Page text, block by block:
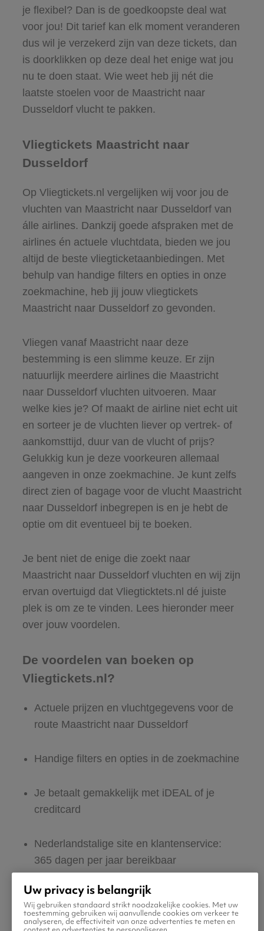
je flexibel? Dan is de goedkoopste deal wat
voor jou! Dit tarief kan elk moment veranderen
dus wil je verzekerd zijn van deze tickets, dan
is doorklikken op deze deal het enige wat jou
nu te doen staat. Wie weet heb jij nét die
laatste stoelen voor de Maastricht naar
Dusseldorf vlucht te pakken.
Vliegtickets Maastricht naar
Dusseldorf
Op Vliegtickets.nl vergelijken wij voor jou de
vluchten van Maastricht naar Dusseldorf van
álle airlines. Dankzij goede afspraken met de
airlines én actuele vluchtdata, bieden we jou
altijd de beste vliegticketaanbiedingen. Met
behulp van handige filters en opties in onze
zoekmachine, heb jij jouw vliegtickets
Maastricht naar Dusseldorf zo gevonden.
Vliegen vanaf Maastricht naar deze
bestemming is een slimme keuze. Er zijn
natuurlijk meerdere airlines die Maastricht
naar Dusseldorf vluchten uitvoeren. Maar
welke kies je? Of maakt de airline niet echt uit
en sorteer je de vluchten liever op vertrek- of
aankomsttijd, duur van de vlucht of prijs?
Gelukkig kun je deze voorkeuren allemaal
aangeven in onze zoekmachine. Je kunt zelfs
direct zien of bagage voor de vlucht Maastricht
naar Dusseldorf inbegrepen is en je hebt de
optie om dit eventueel bij te boeken.
Je bent niet de enige die zoekt naar
Maastricht naar Dusseldorf vluchten en wij zijn
ervan overtuigd dat Vliegticktets.nl dé juiste
plek is om ze te vinden. Lees hieronder meer
over jouw voordelen.
De voordelen van boeken op
Vliegtickets.nl?
Actuele prijzen en vluchtgegevens voor de
route Maastricht naar Dusseldorf
Handige filters en opties in de zoekmachine
Je betaalt gemakkelijk met iDEAL of je
creditcard
Nederlandstalige site en klantenservice:
365 dagen per jaar bereikbaar
Zeker van veilig boeken en betalen
Boek ook direct een hotel of huurauto voor
Uw privacy is belangrijk
Wij gebruiken standaard strikt noodzakelijke cookies. Met uw
toestemming gebruiken wij aanvullende cookies om verkeer te
analyseren, de effectiviteit van onze advertenties te meten en